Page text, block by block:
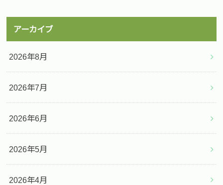
アーカイブ
2026年8月
2026年7月
2026年6月
2026年5月
2026年4月